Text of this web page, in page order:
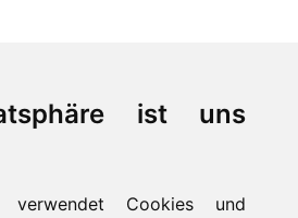
ist uns
verwendet Cookies und